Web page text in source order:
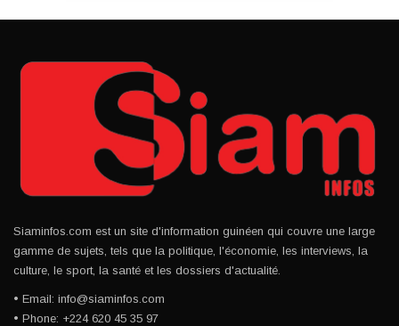
Siaminfos.com est un site d'information guinéen qui couvre une large
gamme de sujets, tels que la politique, l'économie, les interviews, la
culture, le sport, la santé et les dossiers d'actualité.
• Email: info@siaminfos.com
• Phone: +224 620 45 35 97